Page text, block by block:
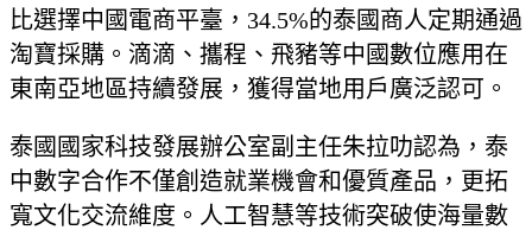
比選擇中國電商平臺，34.5%的泰國商人定期通過
淘寶採購。滴滴、攜程、飛豬等中國數位應用在
東南亞地區持續發展，獲得當地用戶廣泛認可。
泰國國家科技發展辦公室副主任朱拉叻認為，泰
中數字合作不僅創造就業機會和優質產品，更拓
寬文化交流維度。人工智慧等技術突破使海量數